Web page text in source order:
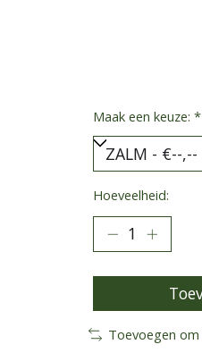
Maak een keuze: *
Hoeveelheid:
Toevoegen